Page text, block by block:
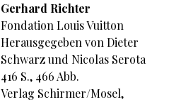
Gerhard Richter
Fondation Louis Vuitton
Herausgegeben von Dieter
Schwarz und Nicolas Serota
416 S., 466 Abb.
Verlag Schirmer/Mosel,